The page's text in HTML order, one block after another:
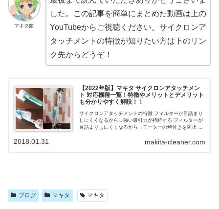
マキタ菌
した。この記事を簡単にまとめた動画は上の
YouTubeからご視聴ください。サイクロンア
タッチメントの特徴が知りたい方は下のリン
ク先からどうぞ！
【2022年版】マキタ サイクロンアタッチメン
ト 対応機種一覧！特徴やメリットとデメリット
も分かりやすく解説！！
サイクロンアタッチメントの特徴 フィルターが目詰まり
しにくくなるから→強い吸引力が持続する フィルターが
目詰まりしにくくなるから→モーターの焼付きを防止 ゴ
トが軽減 ゴミが侵入しにくくなるか...makita-cleaner.com
2018.01.31
ブログ マキタ マキタ